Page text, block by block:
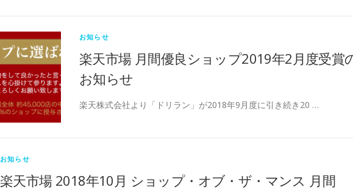
お知らせ
楽天市場 月間優良ショップ2019年2月度受賞
お知らせ
楽天株式会社より「ドリラン」が2018年9月度に引き続き20 …
お知らせ
楽天市場 2018年10月 ショップ・オブ・ザ・マンス 月間